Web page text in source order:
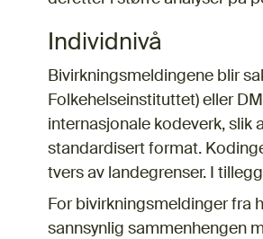
Individnivå
Bivirkningsmeldingene blir
Folkehelseinstituttet) eller
internasjonale kodeverk, slik
standardisert format.
tvers av landegrenser. I
For bivirkningsmeldinger fra
sannsynlig sammenhengen